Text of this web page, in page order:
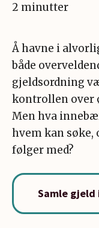
2 minutter
Å havne i
både
gjeldsordning
kontrollen over
Men hva
hvem kan
følger med?
Samle